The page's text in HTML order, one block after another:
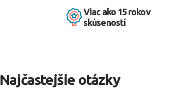
Viac ako 15 rokov
skúseností
Najčastejšie otázky